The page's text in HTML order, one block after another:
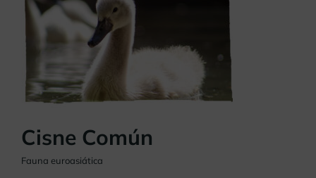
Cisne Común
Fauna euroasiática